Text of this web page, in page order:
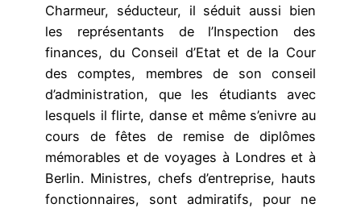
Charmeur, séducteur, il séduit aussi bien
les représentants de l’Inspection des
finances, du Conseil d’Etat et de la Cour
des comptes, membres de son conseil
d’administration, que les étudiants avec
lesquels il flirte, danse et même s’enivre au
cours de fêtes de remise de diplômes
mémorables et de voyages à Londres et à
Berlin. Ministres, chefs d’entreprise, hauts
fonctionnaires, sont admiratifs, pour ne